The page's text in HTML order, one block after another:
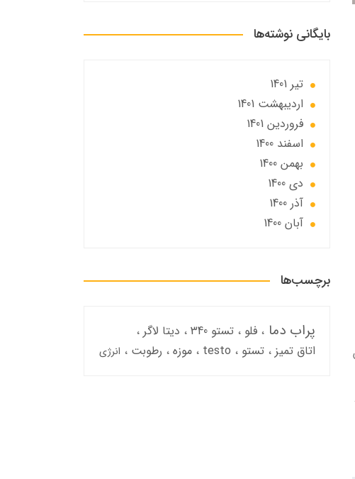
بایگانی نوشته‌ها
تير 1401
ارديبهشت 1401
فروردین 1401
اسفند 1400
بهمن 1400
دی 1400
آذر 1400
آبان 1400
برچسب‌ها
پراب دما فلو تستو 340
دیتا لاگر
اتاق تمیز تستو testo موزه رطوبت انرژی